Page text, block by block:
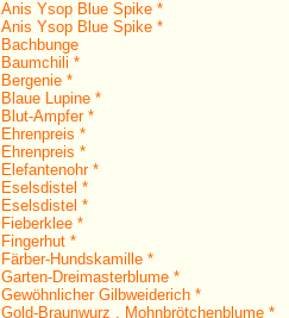
Anis Ysop Blue Spike *
Anis Ysop Blue Spike *
Bachbunge
Baumchili *
Bergenie *
Blaue Lupine *
Blut-Ampfer *
Ehrenpreis *
Ehrenpreis *
Elefantenohr *
Eselsdistel *
Eselsdistel *
Fieberklee *
Fingerhut *
Färber-Hundskamille *
Garten-Dreimasterblume *
Gewöhnlicher Gilbweiderich *
Gold-Braunwurz , Mohnbrötchenblume *